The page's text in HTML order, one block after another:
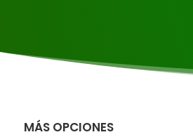
MÁS OPCIONES